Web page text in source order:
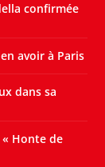
confirmée
avoir à Paris
dans sa
Honte de